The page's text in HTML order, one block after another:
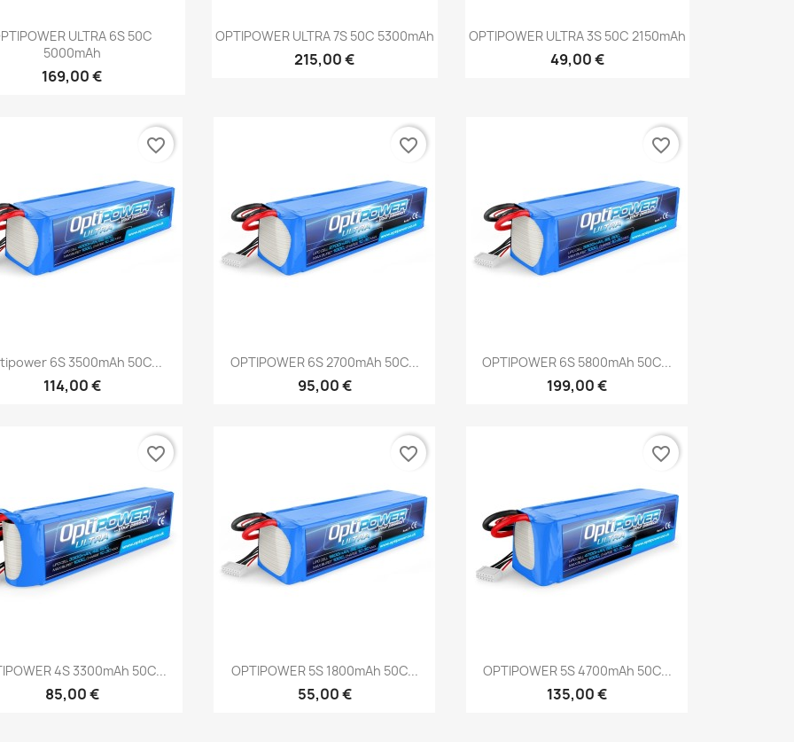
Aperçu rapide
ULTRA 6S 50C
5000mAh
169,00 €
Aperçu rapide
OPTIPOWER ULTRA 7S 50C 5300mAh
215,00 €
Aperçu rapide
OPTIPOWER ULTRA 3S 50C 2150mAh
49,00 €
Aperçu rapide
6S 3500mAh 50C...
114,00 €
favorite_border
Aperçu rapide
OPTIPOWER 6S 2700mAh 50C...
95,00 €
favorite_border
Aperçu rapide
OPTIPOWER 6S 5800mAh 50C...
199,00 €
favorite_border
Aperçu rapide
4S 3300mAh 50C...
85,00 €
favorite_border
Aperçu rapide
OPTIPOWER 5S 1800mAh 50C...
55,00 €
favorite_border
Aperçu rapide
OPTIPOWER 5S 4700mAh 50C...
135,00 €
favorite_border